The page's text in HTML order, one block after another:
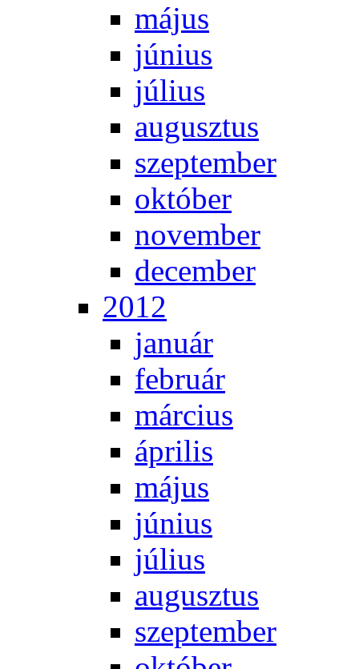
má­jus
jú­ni­us
jú­li­us
au­gusz­tus
szep­tem­ber
ok­tó­ber
no­vem­ber
de­cem­ber
2012
ja­nu­ár
feb­ru­ár
már­ci­us
áp­ri­lis
má­jus
jú­ni­us
jú­li­us
au­gusz­tus
szep­tem­ber